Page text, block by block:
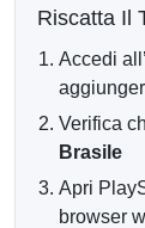
Contenuti
Saldo
Il tuo codice
maggior
Riscatta Il
Accedi
Verifica
Brasile
Apri
browser